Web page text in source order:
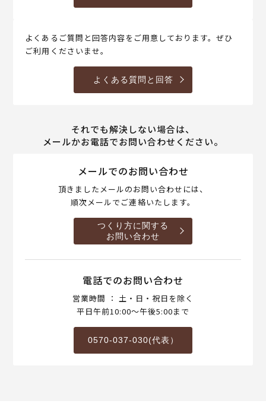
よくあるご質問と回答内容をご用意しております。ぜひ
ご利用くださいませ。
よくある質問と回答
それでも解決しない場合は、
メールかお電話でお問い合わせください。
メールでのお問い合わせ
頂きましたメールのお問い合わせには、
順次メールでご連絡いたします。
つくり方に関する
お問い合わせ
電話でのお問い合わせ
営業時間 ： 土・日・祝日を除く
平日午前10:00～午後5:00まで
0570-037-030(代表）